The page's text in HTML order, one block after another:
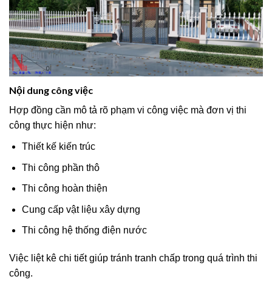
Nội dung công việc
Hợp đồng cần mô tả rõ phạm vi công việc mà đơn vị thi
công thực hiện như:
Thiết kế kiến trúc
Thi công phần thô
Thi công hoàn thiện
Cung cấp vật liệu xây dựng
Thi công hệ thống điện nước
Việc liệt kê chi tiết giúp tránh tranh chấp trong quá trình thi
công.